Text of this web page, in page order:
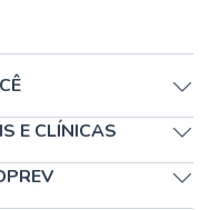
E CLÍNICAS